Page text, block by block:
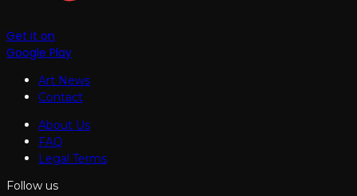
Get it on
Google Play
Art News
Contact
About Us
FAQ
Legal Terms
Follow us